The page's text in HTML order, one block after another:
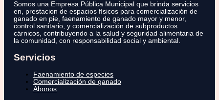
Somos una Empresa Pública Municipal que brinda servicios
en, prestacion de espacios físicos para comercialización de
ganado en pie, faenamiento de ganado mayor y menor,
control sanitario, y comercialización de subproductos
cárnicos, contribuyendo a la salud y seguridad alimentaria de
la comunidad, con responsabilidad social y ambiental.
Servicios
Faenamiento de especies
Comercialización de ganado
Abonos